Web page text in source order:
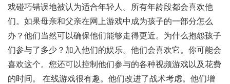
戏碰巧错误地被认为适合年轻人。所有年龄段都会喜欢他
们。如果母亲和父亲在网上游戏中成为孩子的一部分怎么
办？他们当然可以确保他们能够走得更近。为什么抱怨孩子
们参与了多少？加入他们的娱乐。他们会喜欢它。你可能会
喜欢这个。您还可以控制他们参与的各种视频游戏以及花费
的时间。 在线游戏很有趣。他们改进了战术考虑。他们增